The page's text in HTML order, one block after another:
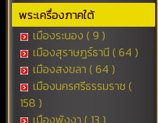
พระเครื่องภาคใต้
เมืองระนอง ( 9 )
เมืองสุราษฎร์ธานี ( 64 )
เมืองสงขลา ( 64 )
เมืองนครศรีธรรมราช (
158 )
เมืองพังงา ( 13 )